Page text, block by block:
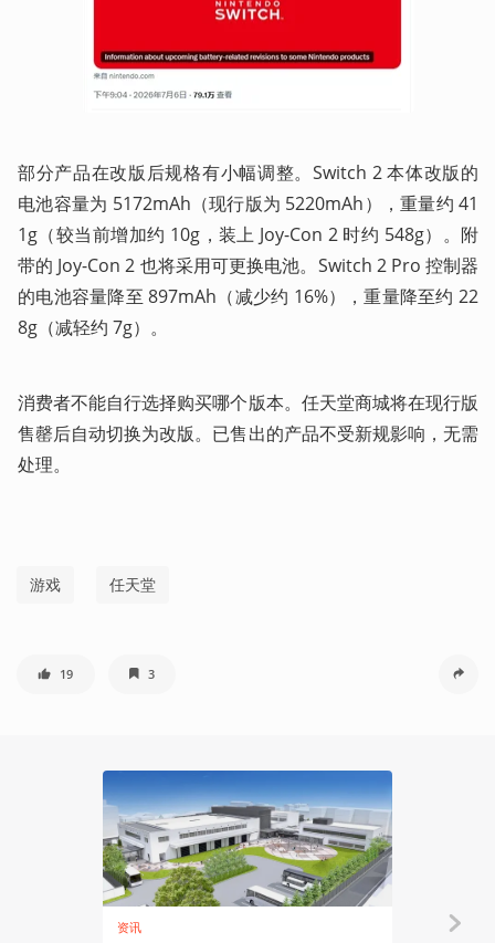
部分产品在改版后规格有小幅调整。Switch 2 本体改版的
电池容量为 5172mAh（现行版为 5220mAh），重量约 41
1g（较当前增加约 10g，装上 Joy-Con 2 时约 548g）。附
带的 Joy-Con 2 也将采用可更换电池。Switch 2 Pro 控制器
的电池容量降至 897mAh（减少约 16%），重量降至约 22
8g（减轻约 7g）。
消费者不能自行选择购买哪个版本。任天堂商城将在现行版
售罄后自动切换为改版。已售出的产品不受新规影响，无需
处理。
游戏 任天堂
19 3
资讯